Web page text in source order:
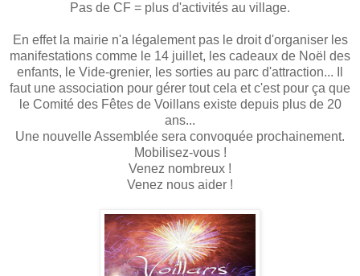
Pas de CF = plus d'activités au village.
En effet la mairie n'a légalement pas le droit d'organiser les
manifestations comme le 14 juillet, les cadeaux de Noël des
enfants, le Vide-grenier, les sorties au parc d'attraction... Il
faut une association pour gérer tout cela et c'est pour ça que
le Comité des Fêtes de Voillans existe depuis plus de 20
ans...
Une nouvelle Assemblée sera convoquée prochainement.
Mobilisez-vous !
Venez nombreux !
Venez nous aider !